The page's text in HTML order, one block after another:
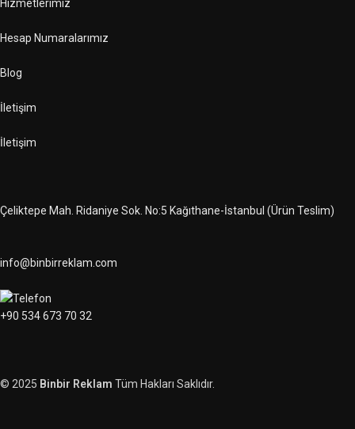
Hizmetlerimiz
Hesap Numaralarımız
Blog
İletişim
İletişim
Çeliktepe Mah. Ridaniye Sok. No:5 Kağıthane-İstanbul (Ürün Teslim)
info@binbirreklam.com
+90 534 673 70 32
© 2025 Binbir Reklam Tüm Hakları Saklıdır.